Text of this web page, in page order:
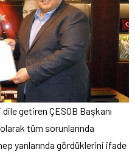
getiren ÇESOB Başkanı
tüm sorunlarında
yanlarında gördüklerini ifade